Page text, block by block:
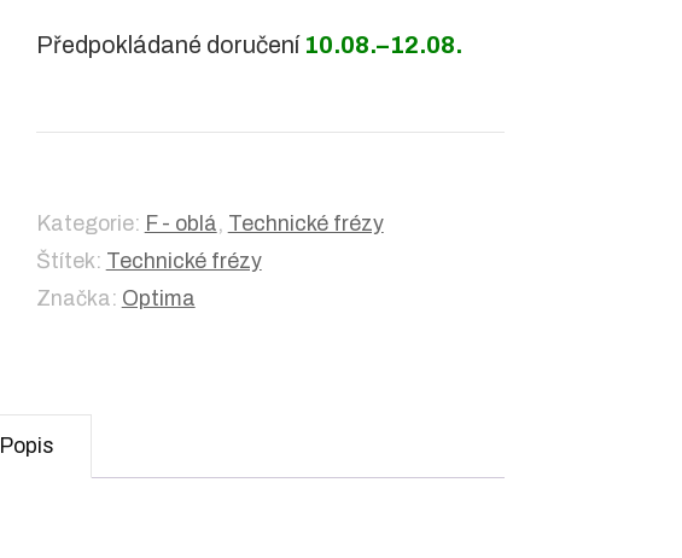
Předpokládané doručení 10.08.–12.08.
Kategorie: F - oblá, Technické frézy
Štítek: Technické frézy
Značka: Optima
Popis